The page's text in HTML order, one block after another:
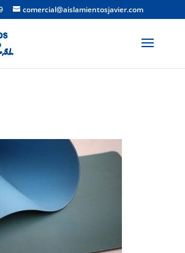
comercial@aislamientosjavier.com